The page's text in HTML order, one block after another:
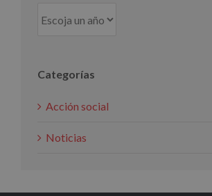
Categorías
Acción social
Noticias